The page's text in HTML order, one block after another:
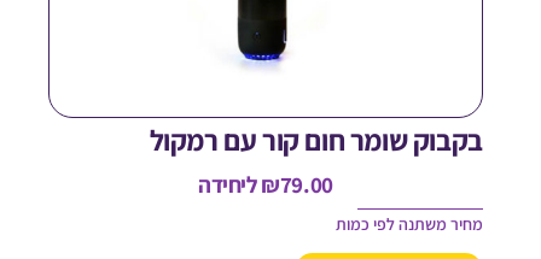
שומר חום קור עם רמקול
₪ליחידה
משתנה לפי כמות